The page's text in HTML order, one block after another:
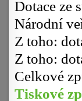
Dotace ze
Národní
Z toho:
Z toho:
Tiskové